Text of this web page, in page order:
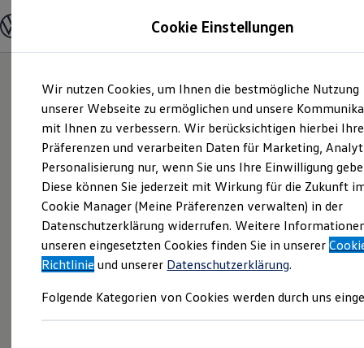
Hauptinhalt
springen
Footer
springen
Modelle und Konfigurator
Modelle vergleichen
Elektroautos
ENERGY Sondermodelle
Nutzfahrzeuge
SUV und CUV
Familienautos
Kombis
Kompaktwagen
Sportwagen
Schnell verfügbare Fahrzeuge
Angebote und Produkte
Aktuelle Angebote
E-Auto-Förderung
Volkswagen Marktplatz
Junge Gebrauchtwagen und Gebrauchtwagen
Cookie Einstellungen
Wir nutzen Cookies, um Ihnen die bestmögliche Nutzung
unserer Webseite zu ermöglichen und unsere
mit Ihnen zu verbessern. Wir berücksichtigen hierbei Ihre
Präferenzen und verarbeiten Daten für Marketing,
Personalisierung nur, wenn Sie uns Ihre Einwilligung
Diese können Sie jederzeit mit Wirkung für die Zukunft
Cookie Manager (Meine Präferenzen verwalten) in der
Datenschutzerklärung widerrufen. Weitere
unseren eingesetzten Cookies finden Sie in unserer
Richtlinie und unserer Datenschutzerklärung.
Folgende Kategorien von Cookies werden durch uns